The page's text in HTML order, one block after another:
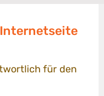
für den